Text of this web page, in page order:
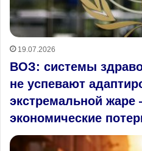
19.07.2026
ВОЗ: системы
не успевают
экстремальной жаре
экономические